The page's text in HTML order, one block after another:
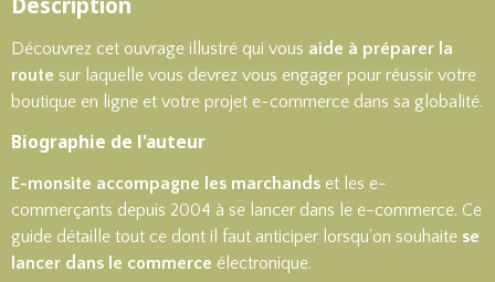
Découvrez cet ouvrage illustré qui vous aide à préparer la
route sur laquelle vous devrez vous engager pour réussir votre
boutique en ligne et votre projet e-commerce dans sa globalité.
Biographie de l'auteur
E-monsite accompagne les marchands et les e-
commerçants depuis 2004 à se lancer dans le e-commerce. Ce
guide détaille tout ce dont il faut anticiper lorsqu'on souhaite se
lancer dans le commerce électronique.